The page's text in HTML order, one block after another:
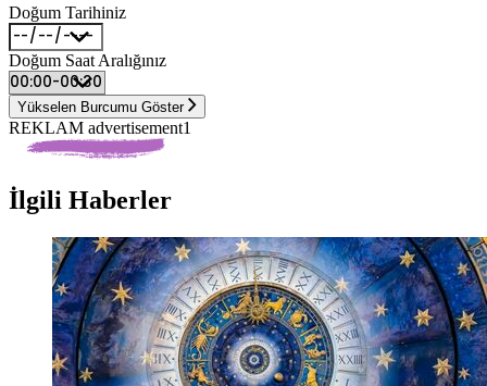
Doğum Tarihiniz
Doğum Saat Aralığınız
Yükselen Burcumu Göster
REKLAM advertisement1
İlgili Haberler